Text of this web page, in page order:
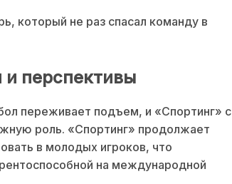
который не раз спасал команду в
перспективы
переживает подъем, и «Спортинг» с
роль. «Спортинг» продолжает
в молодых игроков, что
на международной